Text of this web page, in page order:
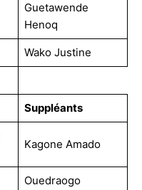
Guetawende
Henoq
Wako Justine
Suppléants
Kagone Amado
Ouedraogo